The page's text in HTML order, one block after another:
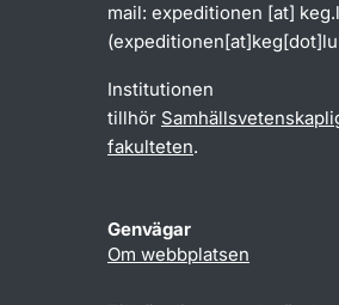
mail: expeditionen [at] keg.
Institutionen
tillhör
fakulteten.
Genvägar
Om webbplatsen